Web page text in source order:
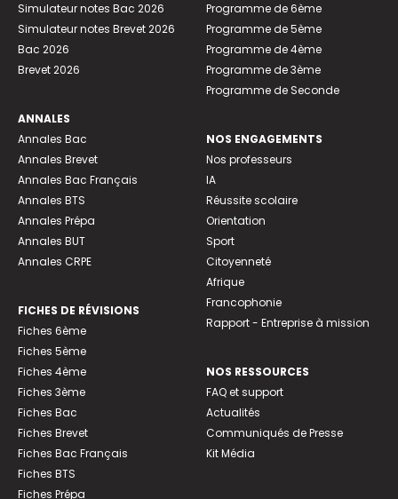
Simulateur notes Bac 2026
Simulateur notes Brevet 2026
Bac 2026
Brevet 2026
ANNALES
Annales Bac
Annales Brevet
Annales Bac Français
Annales BTS
Annales Prépa
Annales BUT
Annales CRPE
FICHES DE RÉVISIONS
Fiches 6ème
Fiches 5ème
Fiches 4ème
Fiches 3ème
Fiches Bac
Fiches Brevet
Fiches Bac Français
Fiches BTS
Fiches Prépa
Programme de 6ème
Programme de 5ème
Programme de 4ème
Programme de 3ème
Programme de Seconde
NOS ENGAGEMENTS
Nos professeurs
IA
Réussite scolaire
Orientation
Sport
Citoyenneté
Afrique
Francophonie
Rapport - Entreprise à mission
NOS RESSOURCES
FAQ et support
Actualités
Communiqués de Presse
Kit Média